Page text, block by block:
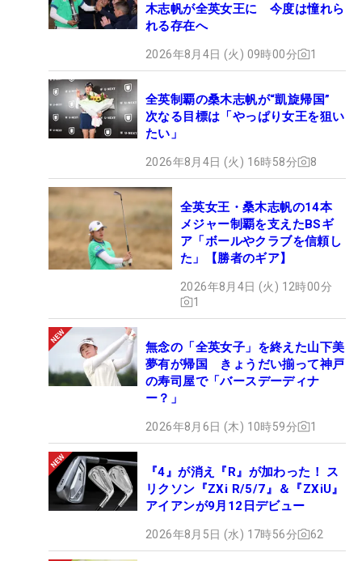
木志帆が全英女王に 今度は憧れら
れる存在へ
2026年8月4日 (火) 09時00分 1
全英制覇の桑木志帆が“凱旋帰国”
次なる目標は「やっぱり女王を狙い
たい」
2026年8月4日 (火) 16時58分 8
全英女王・桑木志帆の14本
メジャー制覇を支えたBSギ
ア「ボールやクラブを信頼し
た」【勝者のギア】
2026年8月4日 (火) 12時00分
1
無念の「全英女子」を終えた山下美
夢有が帰国 きょうだい揃って神戸
の寿司屋で「バースデーディナ
ー？」
2026年8月6日 (木) 10時59分 1
『4』が消え『R』が加わった！ ス
リクソン『ZXi R/5/7』＆『ZXiU』
アイアンが9月12日デビュー
2026年8月5日 (水) 17時56分 62